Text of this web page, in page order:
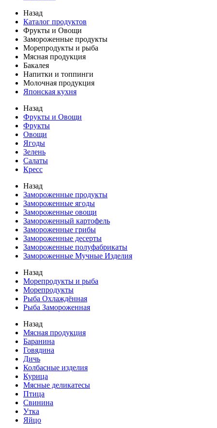
Назад
Каталог продуктов
Фрукты и Овощи
Замороженные продукты
Морепродукты и рыба
Мясная продукция
Бакалея
Напитки и топпинги
Молочная продукция
Японская кухня
Назад
Фрукты и Овощи
Фрукты
Овощи
Ягоды
Зелень
Салаты
Кресс
Назад
Замороженные продукты
Замороженные ягоды
Замороженные овощи
Замороженный картофель
Замороженные грибы
Замороженные десерты
Замороженные полуфабрикаты
Замороженные Мучные Изделия
Назад
Морепродукты и рыба
Морепродукты
Рыба Охлаждённая
Рыба Замороженная
Назад
Мясная продукция
Баранина
Говядина
Дичь
Колбасные изделия
Курица
Мясные деликатесы
Птица
Свинина
Утка
Яйцо